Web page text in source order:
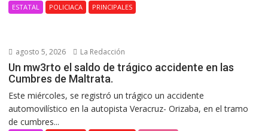
ESTATAL POLICIACA PRINCIPALES
agosto 5, 2026 La Redacción
Un mw3rto el saldo de trágico accidente en las
Cumbres de Maltrata.
Este miércoles, se registró un trágico un accidente
automovilístico en la autopista Veracruz- Orizaba, en el tramo
de cumbres...